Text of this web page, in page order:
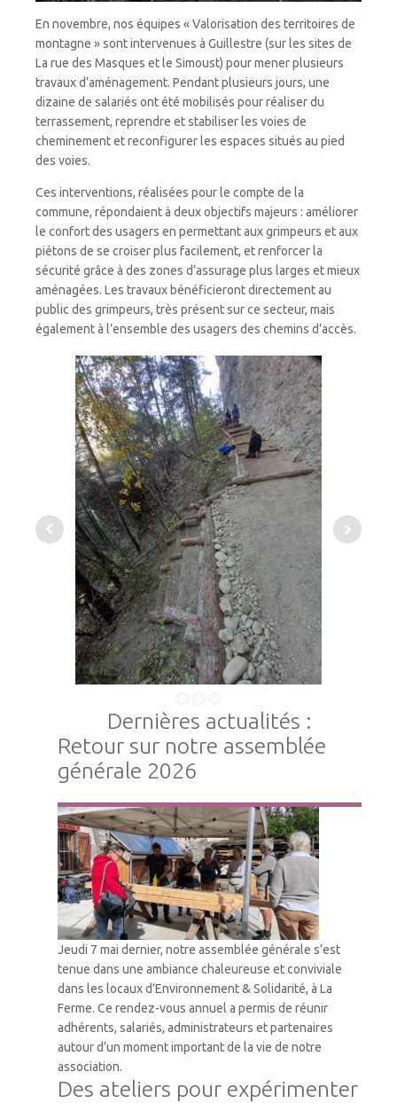
En novembre, nos équipes « Valorisation des territoires de
montagne » sont intervenues à Guillestre (sur les sites de
La rue des Masques et le Simoust) pour mener plusieurs
travaux d’aménagement. Pendant plusieurs jours, une
dizaine de salariés ont été mobilisés pour réaliser du
terrassement, reprendre et stabiliser les voies de
cheminement et reconfigurer les espaces situés au pied
des voies.
Ces interventions, réalisées pour le compte de la
commune, répondaient à deux objectifs majeurs : améliorer
le confort des usagers en permettant aux grimpeurs et aux
piétons de se croiser plus facilement, et renforcer la
sécurité grâce à des zones d’assurage plus larges et mieux
aménagées. Les travaux bénéficieront directement au
public des grimpeurs, très présent sur ce secteur, mais
également à l’ensemble des usagers des chemins d’accès.
Dernières actualités :
Retour sur notre assemblée
générale 2026
Vie Associative
Jeudi 7 mai dernier, notre assemblée générale s’est
tenue dans une ambiance chaleureuse et conviviale
dans les locaux d’Environnement & Solidarité, à La
Ferme. Ce rendez-vous annuel a permis de réunir
adhérents, salariés, administrateurs et partenaires
autour d’un moment important de la vie de notre
association.
Des ateliers pour expérimenter